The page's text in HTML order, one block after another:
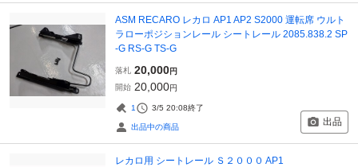
ASM RECARO レカロ AP1 AP2 S2000 運転席 ウルト
ラローポジションレール シートレール 2085.838.2 SP
-G RS-G TS-G
落札 20,000円
開始 20,000円
1 3/5 20:08終了
出品中の商品 出品
レカロ用 シートレール Ｓ２０００ AP1